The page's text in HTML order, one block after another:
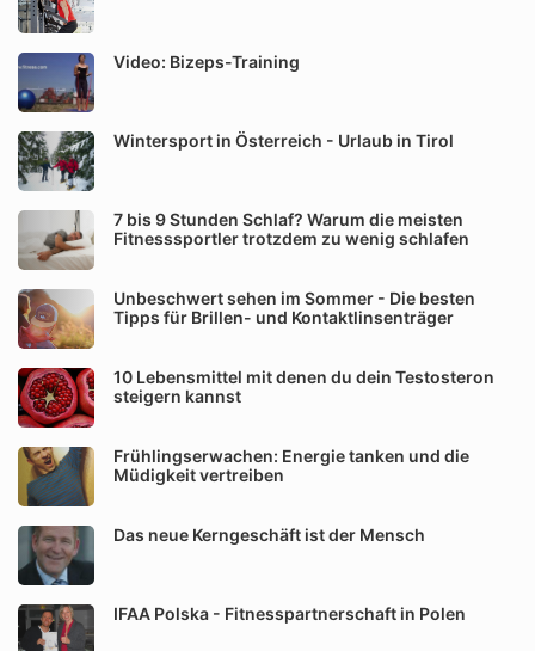
Video: Bizeps-Training
Wintersport in Österreich - Urlaub in Tirol
7 bis 9 Stunden Schlaf? Warum die meisten
Fitnesssportler trotzdem zu wenig schlafen
Unbeschwert sehen im Sommer - Die besten
Tipps für Brillen- und Kontaktlinsenträger
10 Lebensmittel mit denen du dein Testosteron
steigern kannst
Frühlingserwachen: Energie tanken und die
Müdigkeit vertreiben
Das neue Kerngeschäft ist der Mensch
IFAA Polska - Fitnesspartnerschaft in Polen